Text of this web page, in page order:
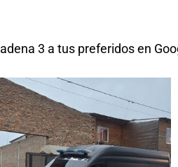
3 a tus preferidos en